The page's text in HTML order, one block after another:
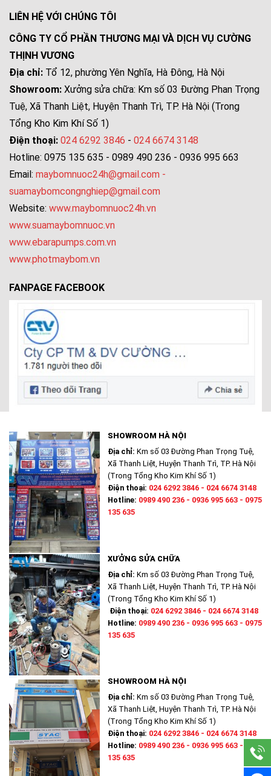
LIÊN HỆ VỚI CHÚNG TÔI
CÔNG TY CỔ PHẦN THƯƠNG MẠI VÀ DỊCH VỤ CƯỜNG
THỊNH VƯƠNG
Địa chỉ: Tổ 12, phường Yên Nghĩa, Hà Đông, Hà Nội
Showroom: Xưởng sửa chữa: Km số 03 Đường Phan Trọng
Tuệ, Xã Thanh Liệt, Huyện Thanh Trì, TP. Hà Nội (Trong
Tổng Kho Kim Khí Số 1)
Điện thoại: 024 6292 3846 - 024 6674 3148
Hotline: 0975 135 635 - 0989 490 236 - 0936 995 663
Email: maybomnuoc24h@gmail.com -
suamaybomcongnghiep@gmail.com
Website: www.maybomnuoc24h.vn
www.suamaybomnuoc.vn
www.ebarapumps.com.vn
www.photmaybom.vn
FANPAGE FACEBOOK
SHOWROOM HÀ NỘI
Địa chỉ: Km số 03 Đường Phan Trọng Tuệ,
Xã Thanh Liệt, Huyện Thanh Trì, TP. Hà Nội
(Trong Tổng Kho Kim Khí Số 1)
Điện thoại: 024 6292 3846 - 024 6674 3148
Hotline: 0989 490 236 - 0936 995 663 - 0975
135 635
XƯỞNG SỬA CHỮA
Địa chỉ: Km số 03 Đường Phan Trọng Tuệ,
Xã Thanh Liệt, Huyện Thanh Trì, TP. Hà Nội
(Trong Tổng Kho Kim Khí Số 1)
Điện thoại: 024 6292 3846 - 024 6674 3148
Hotline: 0989 490 236 - 0936 995 663 - 0975
135 635
SHOWROOM HÀ NỘI
Địa chỉ: Km số 03 Đường Phan Trọng Tuệ,
Xã Thanh Liệt, Huyện Thanh Trì, TP. Hà Nội
(Trong Tổng Kho Kim Khí Số 1)
Điện thoại: 024 6292 3846 - 024 6674 3148
Hotline: 0989 490 236 - 0936 995 663 - 0975
135 635